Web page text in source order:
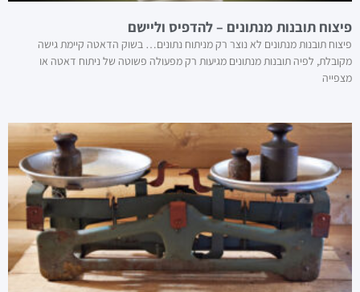
פיצוח תובנות מנתונים – להדפיס וליישם
פיצוח תובנות מנתונים לא נוצר רק מניתוח נתונים… בשוק הדאטה קיימת גישה
מקובלת, לפיה תובנות מנתונים מגיעות רק מפעולה פשוטה של ניתוח דאטה או
מצפייה